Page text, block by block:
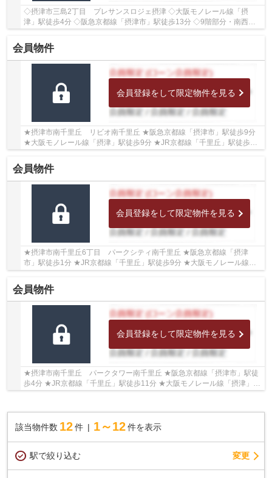
◇摂津市三島2丁目 プレサンスロジェ摂津 ◇大阪モノレール線「摂
津」駅徒歩4分 ◇阪急京都線「摂津市」駅徒歩13分 ◇9階部分・南西向
きのため、陽当たり・通風・眺望良好♪ ◇専有面積70.7...
会員物件
会員登録をして限定物件を見る
★摂津市南千里丘 リビオ南千里丘 ★阪急京都線「摂津市」駅徒歩9分
★大阪モノレール線「摂津」駅徒歩9分 ★JR京都線「千里丘」駅徒歩16
分 ★5階部分・南東向きのため、陽当たり良好♪ ★専...
会員物件
会員登録をして限定物件を見る
★摂津市南千里丘6丁目 パークシティ南千里丘 ★阪急京都線「摂津
市」駅徒歩1分 ★JR京都線「千里丘」駅徒歩9分 ★大阪モノレール線
「摂津」駅徒歩14分 ★3WAYアクセス可能！ ★7階部分・南...
会員物件
会員登録をして限定物件を見る
★摂津市南千里丘 パークタワー南千里丘 ★阪急京都線「摂津市」駅徒
歩4分 ★JR京都線「千里丘」駅徒歩11分 ★大阪モノレール線「摂津」駅
該当物件数 12件 1～12 件を表示
駅で絞り込む 変更